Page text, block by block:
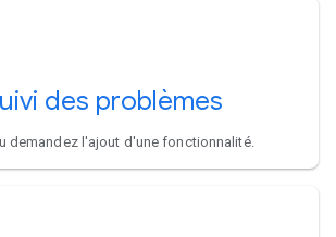
des problèmes
demandez l'ajout d'une fonctionnalité.